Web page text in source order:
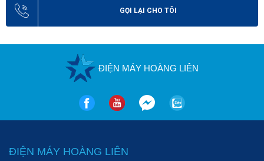
GỌI LẠI CHO TÔI
ĐIỆN MÁY HOÀNG LIÊN
ĐIỆN MÁY HOÀNG LIÊN